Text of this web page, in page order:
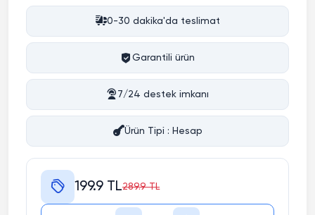
0-30 dakika'da teslimat
Garantili ürün
7/24 destek imkanı
Ürün Tipi : Hesap
199.9 TL289.9 TL